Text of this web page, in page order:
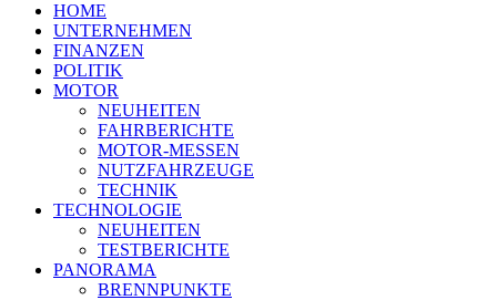
HOME
UNTERNEHMEN
FINANZEN
POLITIK
MOTOR
NEUHEITEN
FAHRBERICHTE
MOTOR-MESSEN
NUTZFAHRZEUGE
TECHNIK
TECHNOLOGIE
NEUHEITEN
TESTBERICHTE
PANORAMA
BRENNPUNKTE